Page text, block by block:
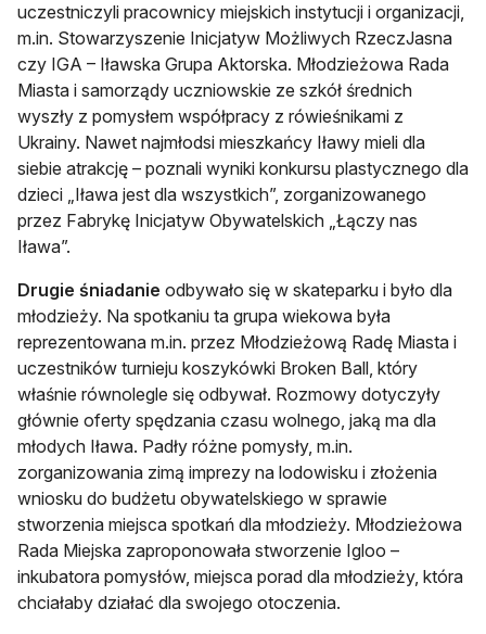
uczestniczyli pracownicy miejskich instytucji i organizacji,
m.in. Stowarzyszenie Inicjatyw Możliwych RzeczJasna
czy IGA – Iławska Grupa Aktorska. Młodzieżowa Rada
Miasta i samorządy uczniowskie ze szkół średnich
wyszły z pomysłem współpracy z rówieśnikami z
Ukrainy. Nawet najmłodsi mieszkańcy Iławy mieli dla
siebie atrakcję – poznali wyniki konkursu plastycznego dla
dzieci „Iława jest dla wszystkich”, zorganizowanego
przez Fabrykę Inicjatyw Obywatelskich „Łączy nas
Iława”.
Drugie śniadanie odbywało się w skateparku i było dla
młodzieży. Na spotkaniu ta grupa wiekowa była
reprezentowana m.in. przez Młodzieżową Radę Miasta i
uczestników turnieju koszykówki Broken Ball, który
właśnie równolegle się odbywał. Rozmowy dotyczyły
głównie oferty spędzania czasu wolnego, jaką ma dla
młodych Iława. Padły różne pomysły, m.in.
zorganizowania zimą imprezy na lodowisku i złożenia
wniosku do budżetu obywatelskiego w sprawie
stworzenia miejsca spotkań dla młodzieży. Młodzieżowa
Rada Miejska zaproponowała stworzenie Igloo –
inkubatora pomysłów, miejsca porad dla młodzieży, która
chciałaby działać dla swojego otoczenia.